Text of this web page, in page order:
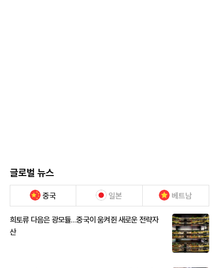
글로벌 뉴스
중국 일본 베트남
희토류 다음은 광모듈…중국이 움켜쥔 새로운 전략자
산